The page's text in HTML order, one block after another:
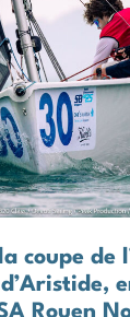
coupe de
Rouen